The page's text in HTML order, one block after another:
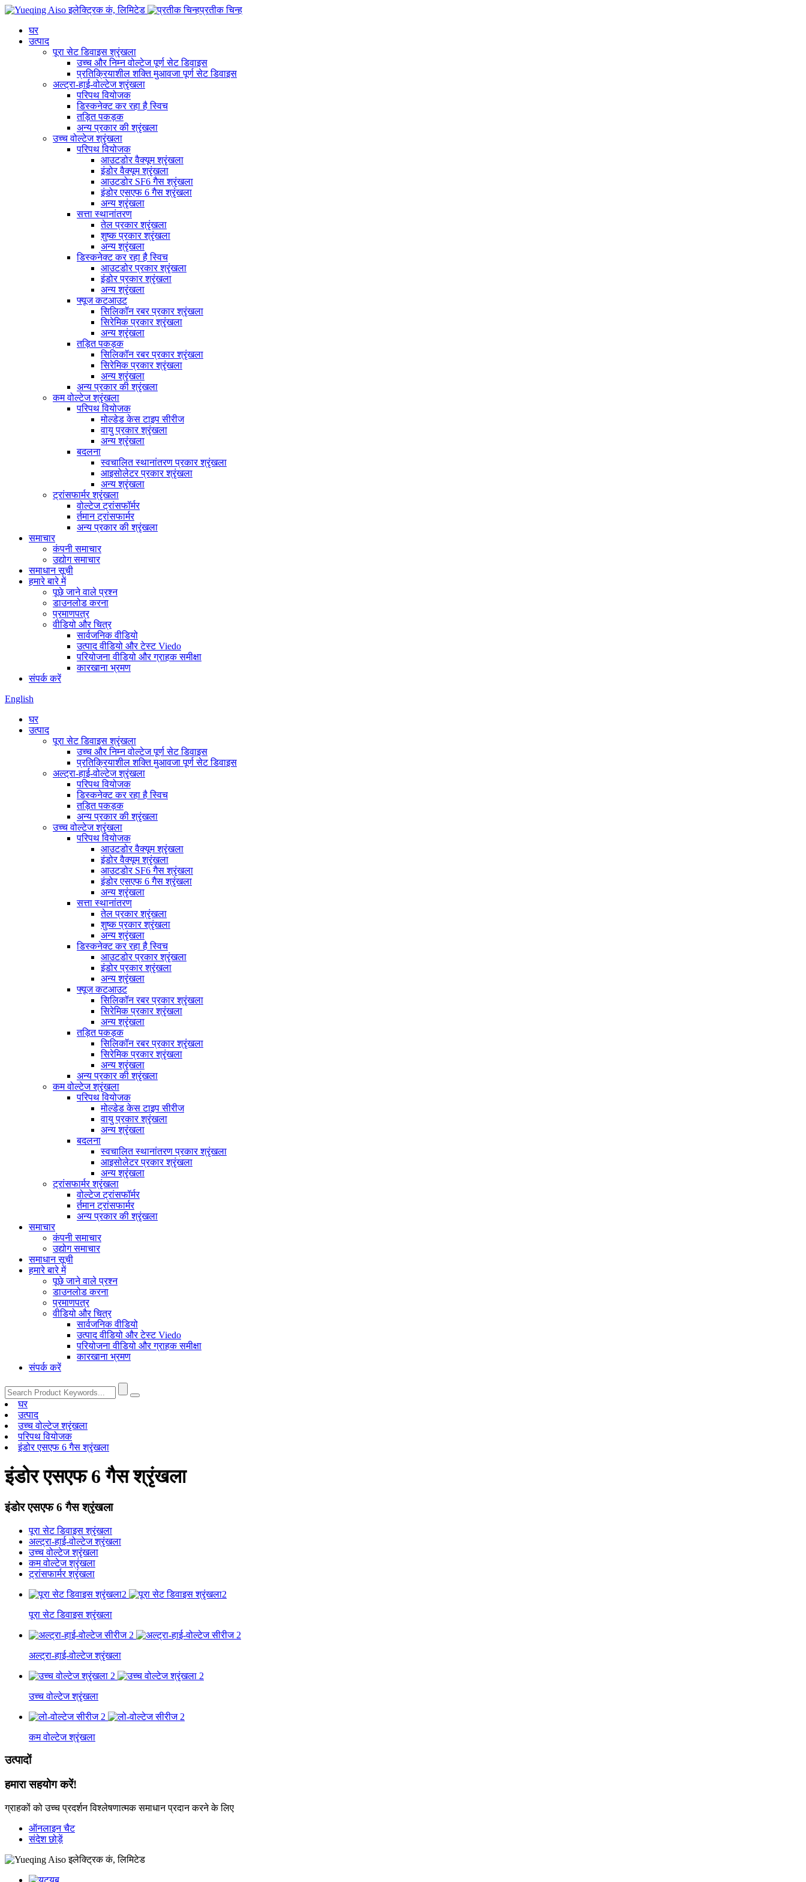
प्रतीक चिन्ह
घर
उत्पाद
पूरा सेट डिवाइस श्रृंखला
उच्च और निम्न वोल्टेज पूर्ण सेट डिवाइस
प्रतिक्रियाशील शक्ति मुआवजा पूर्ण सेट डिवाइस
अल्ट्रा-हाई-वोल्टेज श्रृंखला
परिपथ वियोजक
डिस्कनेक्ट कर रहा है स्विच
तड़ित पकड़क
अन्य प्रकार की श्रृंखला
उच्च वोल्टेज श्रृंखला
परिपथ वियोजक
आउटडोर वैक्यूम श्रृंखला
इंडोर वैक्यूम श्रृंखला
आउटडोर SF6 गैस श्रृंखला
इंडोर एसएफ 6 गैस श्रृंखला
अन्य श्रृंखला
सत्ता स्थानांतरण
तेल प्रकार श्रृंखला
शुष्क प्रकार श्रृंखला
अन्य श्रृंखला
डिस्कनेक्ट कर रहा है स्विच
आउटडोर प्रकार श्रृंखला
इंडोर प्रकार श्रृंखला
अन्य श्रृंखला
फ्यूज कटआउट
सिलिकॉन रबर प्रकार श्रृंखला
सिरेमिक प्रकार श्रृंखला
अन्य श्रृंखला
तड़ित पकड़क
सिलिकॉन रबर प्रकार श्रृंखला
सिरेमिक प्रकार श्रृंखला
अन्य श्रृंखला
अन्य प्रकार की श्रृंखला
कम वोल्टेज श्रृंखला
परिपथ वियोजक
मोल्डेड केस टाइप सीरीज
वायु प्रकार श्रृंखला
अन्य श्रृंखला
बदलना
स्वचालित स्थानांतरण प्रकार श्रृंखला
आइसोलेटर प्रकार श्रृंखला
अन्य श्रृंखला
ट्रांसफार्मर श्रृंखला
वोल्टेज ट्रांसफॉर्मर
र्तमान ट्रांसफार्मर
अन्य प्रकार की श्रृंखला
समाचार
कंपनी समाचार
उद्योग समाचार
समाधान सूची
हमारे बारे में
पूछे जाने वाले प्रश्न
डाउनलोड करना
प्रमाणपत्र
वीडियो और चित्र
सार्वजनिक वीडियो
उत्पाद वीडियो और टेस्ट Viedo
परियोजना वीडियो और ग्राहक समीक्षा
कारखाना भ्रमण
संपर्क करें
English
घर
उत्पाद
पूरा सेट डिवाइस श्रृंखला
उच्च और निम्न वोल्टेज पूर्ण सेट डिवाइस
प्रतिक्रियाशील शक्ति मुआवजा पूर्ण सेट डिवाइस
अल्ट्रा-हाई-वोल्टेज श्रृंखला
परिपथ वियोजक
डिस्कनेक्ट कर रहा है स्विच
तड़ित पकड़क
अन्य प्रकार की श्रृंखला
उच्च वोल्टेज श्रृंखला
परिपथ वियोजक
आउटडोर वैक्यूम श्रृंखला
इंडोर वैक्यूम श्रृंखला
आउटडोर SF6 गैस श्रृंखला
इंडोर एसएफ 6 गैस श्रृंखला
अन्य श्रृंखला
सत्ता स्थानांतरण
तेल प्रकार श्रृंखला
शुष्क प्रकार श्रृंखला
अन्य श्रृंखला
डिस्कनेक्ट कर रहा है स्विच
आउटडोर प्रकार श्रृंखला
इंडोर प्रकार श्रृंखला
अन्य श्रृंखला
फ्यूज कटआउट
सिलिकॉन रबर प्रकार श्रृंखला
सिरेमिक प्रकार श्रृंखला
अन्य श्रृंखला
तड़ित पकड़क
सिलिकॉन रबर प्रकार श्रृंखला
सिरेमिक प्रकार श्रृंखला
अन्य श्रृंखला
अन्य प्रकार की श्रृंखला
कम वोल्टेज श्रृंखला
परिपथ वियोजक
मोल्डेड केस टाइप सीरीज
वायु प्रकार श्रृंखला
अन्य श्रृंखला
बदलना
स्वचालित स्थानांतरण प्रकार श्रृंखला
आइसोलेटर प्रकार श्रृंखला
अन्य श्रृंखला
ट्रांसफार्मर श्रृंखला
वोल्टेज ट्रांसफॉर्मर
र्तमान ट्रांसफार्मर
अन्य प्रकार की श्रृंखला
समाचार
कंपनी समाचार
उद्योग समाचार
समाधान सूची
हमारे बारे में
पूछे जाने वाले प्रश्न
डाउनलोड करना
प्रमाणपत्र
वीडियो और चित्र
सार्वजनिक वीडियो
उत्पाद वीडियो और टेस्ट Viedo
परियोजना वीडियो और ग्राहक समीक्षा
कारखाना भ्रमण
संपर्क करें
घर
उत्पाद
उच्च वोल्टेज श्रृंखला
परिपथ वियोजक
इंडोर एसएफ 6 गैस श्रृंखला
इंडोर एसएफ 6 गैस श्रृंखला
इंडोर एसएफ 6 गैस श्रृंखला
पूरा सेट डिवाइस श्रृंखला
अल्ट्रा-हाई-वोल्टेज श्रृंखला
उच्च वोल्टेज श्रृंखला
कम वोल्टेज श्रृंखला
ट्रांसफार्मर श्रृंखला
पूरा सेट डिवाइस श्रृंखला
अल्ट्रा-हाई-वोल्टेज श्रृंखला
उच्च वोल्टेज श्रृंखला
कम वोल्टेज श्रृंखला
उत्पादों
हमारा सहयोग करें!
ग्राहकों को उच्च प्रदर्शन विश्लेषणात्मक समाधान प्रदान करने के लिए
ऑनलाइन चैट
संदेश छोड़ें